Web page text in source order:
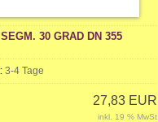
30 GRAD DN 355
3-4 Tage
27,83 EUR
inkl. 19 % MwSt